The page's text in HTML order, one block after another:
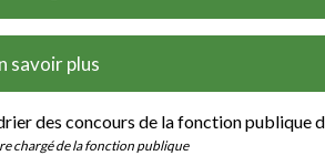
savoir plus
des concours de la fonction publique
chargé de la fonction publique